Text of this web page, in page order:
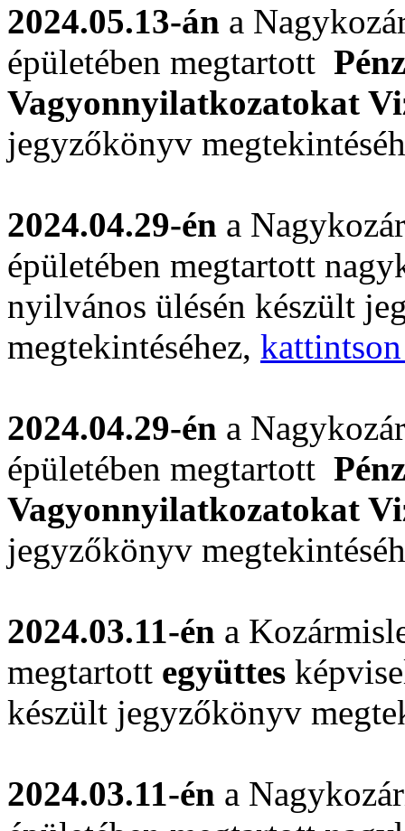
2024.05.13-án a
épületében megtartott
Vagyonnyilatkozatokat
jegyzőkönyv
2024.04.29-én a
épületében megtartott
nyilvános ülésén készült
megtekintéséhez,
2024.04.29-én a
épületében megtartott
Vagyonnyilatkozatokat
jegyzőkönyv
2024.03.11-én a
megtartott együttes
készült jegyzőkönyv
2024.03.11-én a